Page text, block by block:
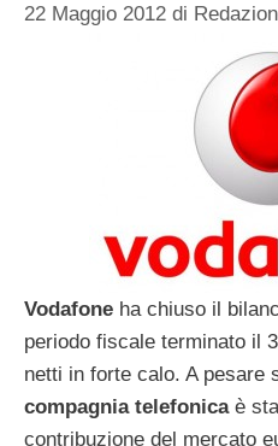
22 Maggio 2012 di
Vodafone ha chiuso il
periodo fiscale terminato il
netti in forte calo. A pesare
compagnia telefonicaè
contribuzione del mercato